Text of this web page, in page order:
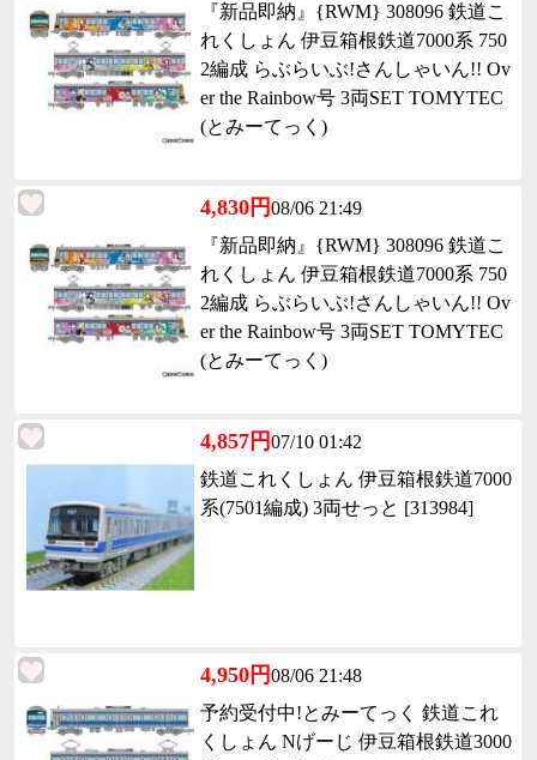
『新品即納』{RWM} 308096 鉄道こ
れくしょん 伊豆箱根鉄道7000系 750
2編成 らぶらいぶ!さんしゃいん!! Ov
er the Rainbow号 3両SET TOMYTEC
(とみーてっく)
4,830円08/06 21:49
『新品即納』{RWM} 308096 鉄道こ
れくしょん 伊豆箱根鉄道7000系 750
2編成 らぶらいぶ!さんしゃいん!! Ov
er the Rainbow号 3両SET TOMYTEC
(とみーてっく)
4,857円07/10 01:42
鉄道これくしょん 伊豆箱根鉄道7000
系(7501編成) 3両せっと [313984]
4,950円08/06 21:48
予約受付中!とみーてっく 鉄道これ
くしょん Nげーじ 伊豆箱根鉄道3000